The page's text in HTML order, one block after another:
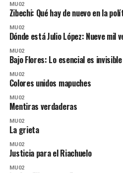
MU02
Zibechi: Qué hay de nuevo en la
MU02
Dónde está Julio López: Nueve mil
MU02
Bajo Flores: Lo esencial es invisible
MU02
Colores unidos mapuches
MU02
Mentiras verdaderas
MU02
La grieta
MU02
Justicia para el Riachuelo
MU02